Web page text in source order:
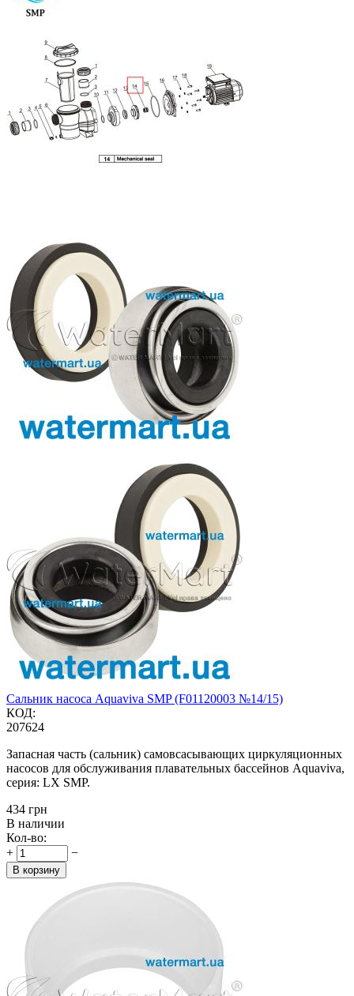
Сальник насоса Aquaviva SMP (F01120003 №14/15)
КОД:
207624
Запасная часть (сальник) самовсасывающих циркуляционных
насосов для обслуживания плавательных бассейнов Aquaviva,
серия: LX SMP.
‍434‍ грн
В наличии
Кол-во:
+
−
В корзину